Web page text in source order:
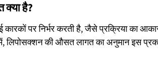
क्या है?
पर निर्भर करती है, जैसे प्रक्रिया का
लिपोसक्शन की औसत लागत का अनुमान इस